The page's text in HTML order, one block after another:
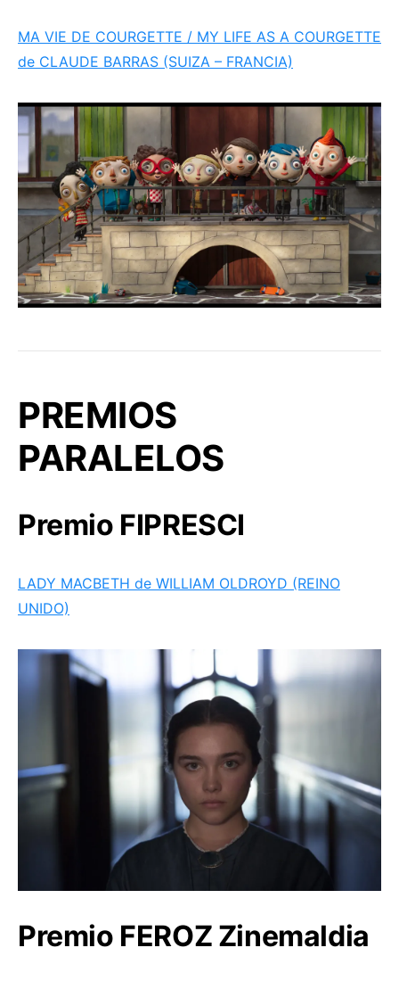
MA VIE DE COURGETTE / MY LIFE AS A COURGETTE
de CLAUDE BARRAS (SUIZA – FRANCIA)
PREMIOS
PARALELOS
Premio FIPRESCI
LADY MACBETH de WILLIAM OLDROYD (REINO
UNIDO)
Premio FEROZ Zinemaldia